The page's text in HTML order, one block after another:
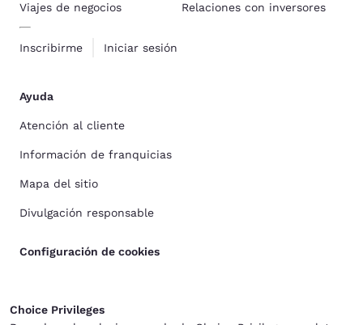
Viajes de negocios
Inscribirme Iniciar sesión
Relaciones con inversores
Ayuda
Atención al cliente
Información de franquicias
Mapa del sitio
Divulgación responsable
Configuración de cookies
Choice Privileges